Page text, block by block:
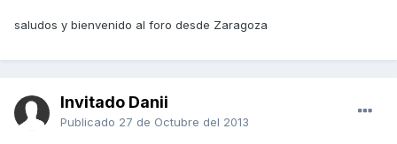
saludos y bienvenido al foro desde Zaragoza
Invitado Danii
Publicado 27 de Octubre del 2013